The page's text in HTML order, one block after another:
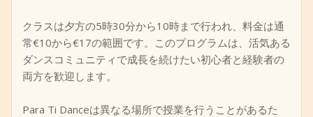
クラスは夕方の5時30分から10時まで行われ、料金は通
常€10から€17の範囲です。このプログラムは、活気ある
ダンスコミュニティで成長を続けたい初心者と経験者の
両方を歓迎します。
Para Ti Danceは異なる場所で授業を行うことがあるた